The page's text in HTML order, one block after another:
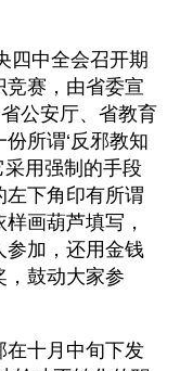
四中全会召开期
竞赛，由省委宣
公安厅、省教育
所谓‘反邪教知
采用强制的手段
左下角印有所谓
画葫芦填写，
参加，还用金钱
，鼓动大家参
在十月中旬下发